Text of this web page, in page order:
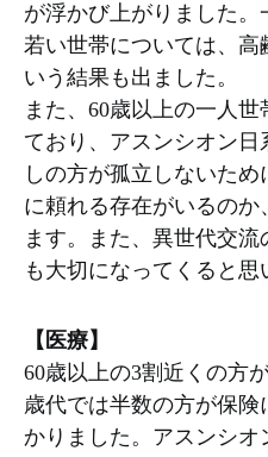
が浮かび上がりました
若い世帯については、高
いう結果も出ました。
また、60歳以上の一人
ており、アスンシオン日
しの方が孤立しないため
に頼れる存在がいるの
ます。また、異世代交
も大切になってくると思
【医療】
60歳以上の3割近くの方
歳代では半数の方が保
かりました。アスンシ